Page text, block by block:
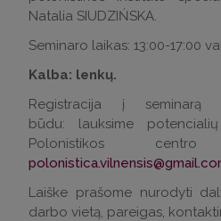
Natalia SIUDZIŃSKA.
Seminaro laikas: 13:00-17:00
Kalba: lenkų.
Registracija į seminarą
būdu: lauksime
Polonistikos
Laiške prašome nurodyti
darbo vietą, pareigas,